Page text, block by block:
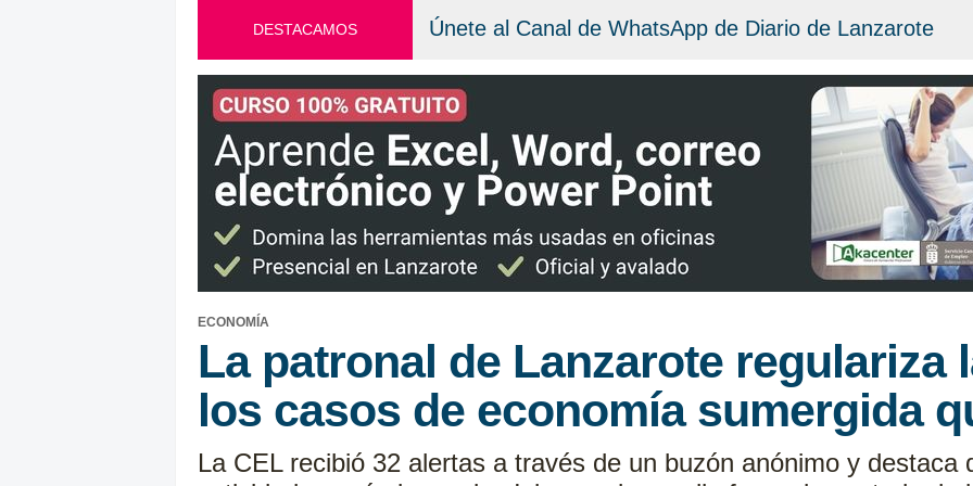
DESTACAMOS Únete al Canal de WhatsApp de Diario de Lanzarote
ECONOMÍA
La patronal de Lanzarote regulariza
los casos de economía sumergida
La CEL recibió 32 alertas a través de un buzón anónimo y destaca